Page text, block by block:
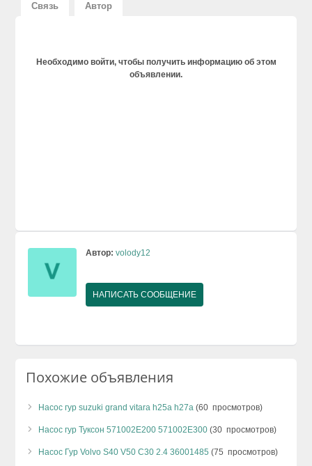
Связь Автор
Необходимо войти, чтобы получить информацию об этом
объявлении.
Автор: volody12
НАПИСАТЬ СООБЩЕНИЕ
Похожие объявления
Насос гур suzuki grand vitara h25a h27a (60 просмотров)
Насос гур Туксон 571002E200 571002E300 (30 просмотров)
Насос Гур Volvo S40 V50 C30 2.4 36001485 (75 просмотров)